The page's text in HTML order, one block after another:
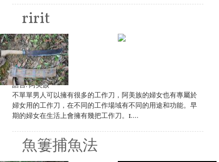
ririt
語言:阿美族
不單單男人可以擁有很多的工作刀，阿美族的婦女也有專屬於
婦女用的工作刀，在不同的工作場域有不同的用途和功能。早
期的婦女在生活上會擁有幾把工作刀。1....
魚簍捕魚法